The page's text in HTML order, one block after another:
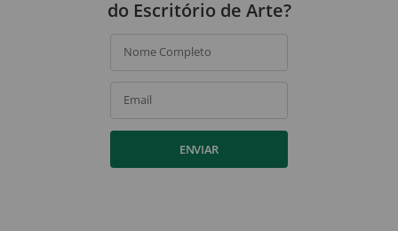
do Escritório de Arte?
Nome Completo
Email
ENVIAR